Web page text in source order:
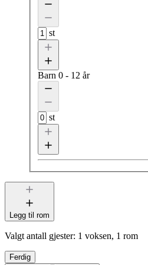
st
Barn 0 - 12 år
st
Legg til rom
Valgt antall gjester: 1 voksen, 1 rom
Ferdig